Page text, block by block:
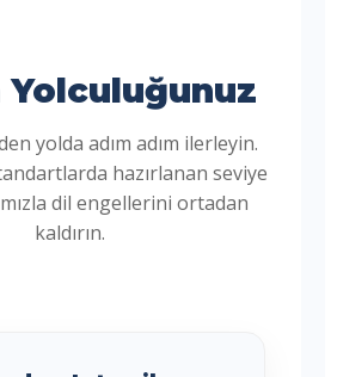
Yolculuğunuz
yolda adım adım ilerleyin.
hazırlanan seviye
dil engellerini ortadan
kaldırın.